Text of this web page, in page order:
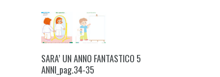
SARA’ UN ANNO FANTASTICO 5
ANNI_pag.34-35